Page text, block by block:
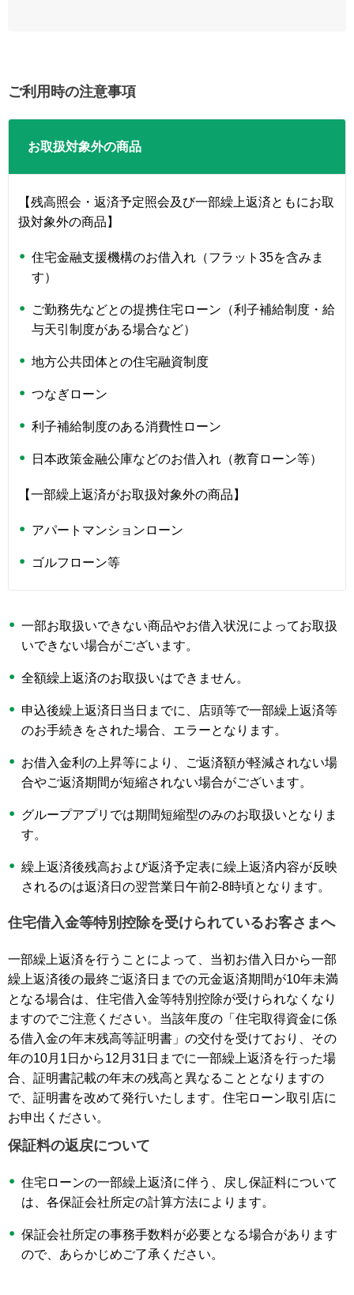
ご利用時の注意事項
お取扱対象外の商品
【残高照会・返済予定照会及び一部繰上返済ともにお取
扱対象外の商品】
住宅金融支援機構のお借入れ（フラット35を含みま
す）
ご勤務先などとの提携住宅ローン（利子補給制度・給
与天引制度がある場合など）
地方公共団体との住宅融資制度
つなぎローン
利子補給制度のある消費性ローン
日本政策金融公庫などのお借入れ（教育ローン等）
【一部繰上返済がお取扱対象外の商品】
アパートマンションローン
ゴルフローン等
一部お取扱いできない商品やお借入状況によってお取扱
いできない場合がございます。
全額繰上返済のお取扱いはできません。
申込後繰上返済日当日までに、店頭等で一部繰上返済等
のお手続きをされた場合、エラーとなります。
お借入金利の上昇等により、ご返済額が軽減されない場
合やご返済期間が短縮されない場合がございます。
グループアプリでは期間短縮型のみのお取扱いとなりま
す。
繰上返済後残高および返済予定表に繰上返済内容が反映
されるのは返済日の翌営業日午前2‐8時頃となります。
住宅借入金等特別控除を受けられているお客さまへ
一部繰上返済を行うことによって、当初お借入日から一部
繰上返済後の最終ご返済日までの元金返済期間が10年未満
となる場合は、住宅借入金等特別控除が受けられなくなり
ますのでご注意ください。当該年度の「住宅取得資金に係
る借入金の年末残高等証明書」の交付を受けており、その
年の10月1日から12月31日までに一部繰上返済を行った場
合、証明書記載の年末の残高と異なることとなりますの
で、証明書を改めて発行いたします。住宅ローン取引店に
お申出ください。
保証料の返戻について
住宅ローンの一部繰上返済に伴う、戻し保証料について
は、各保証会社所定の計算方法によります。
保証会社所定の事務手数料が必要となる場合があります
ので、あらかじめご了承ください。